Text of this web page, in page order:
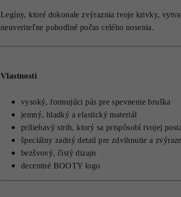
Legíny, ktoré dokonale zvýraznia tvoje krivky,
neuveriteľne pohodlné počas celého nosenia.
Vlastnosti
vysoký, formujúci pás pre spevnenie bruška
jemný, hladký a elastický materiál
priliehavý strih, ktorý sa prispôsobí tvojej
špeciálny zadný detail pre zdvihnutie a
bezšvový, čistý dizajn
decentné BOOTY logo